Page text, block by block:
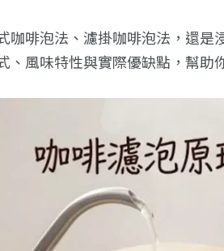
咖啡泡法、濾掛咖啡泡法，還是
、風味特性與實際優缺點，幫助